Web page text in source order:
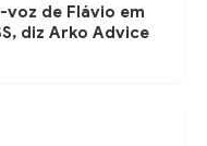
de Flávio em
diz Arko Advice